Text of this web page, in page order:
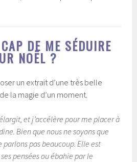
DE ME SÉDUIRE
NOËL ?
un extrait d’une très belle
la magie d’un moment.
et j’accélère pour me placer à
Bien que nous ne soyons que
parlons pas beaucoup. Elle est
pensées ou ébahie par le